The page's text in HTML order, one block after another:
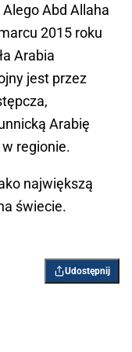
Abd Allaha
2015 roku
Arabia
jest przez
Arabię
regionie.
największą
świecie.
Udostępnij